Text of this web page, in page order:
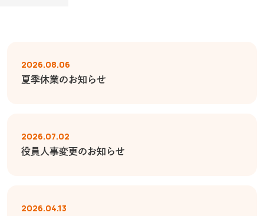
2026.08.06
夏季休業のお知らせ
2026.07.02
役員人事変更のお知らせ
2026.04.13